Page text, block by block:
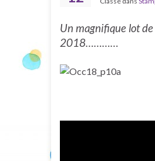
Un magnifique lot
2018…………